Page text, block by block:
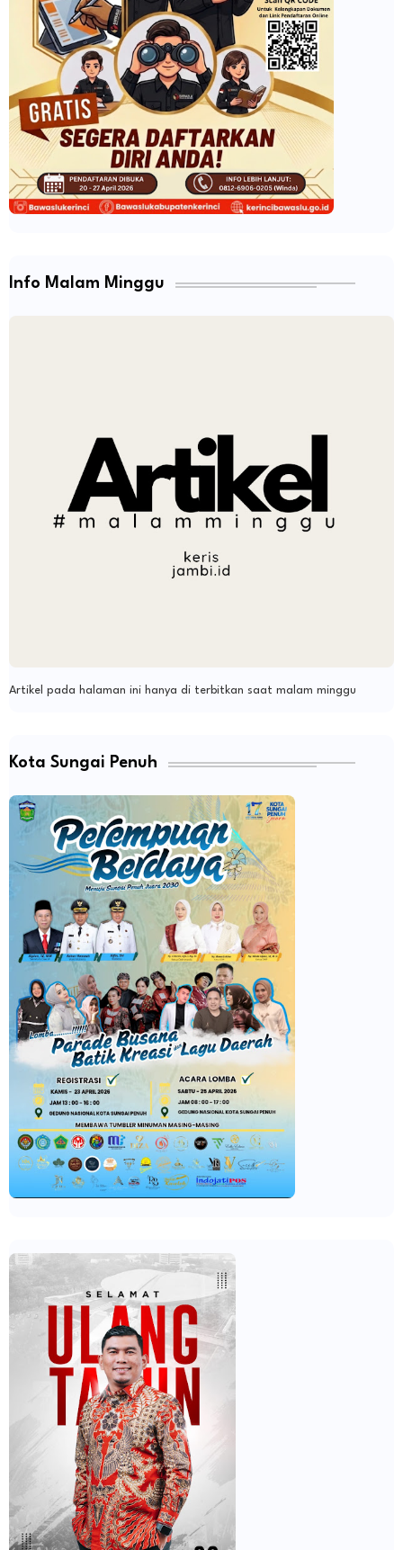
Info Malam Minggu
Artikel pada halaman ini hanya di terbitkan saat malam minggu
Kota Sungai Penuh